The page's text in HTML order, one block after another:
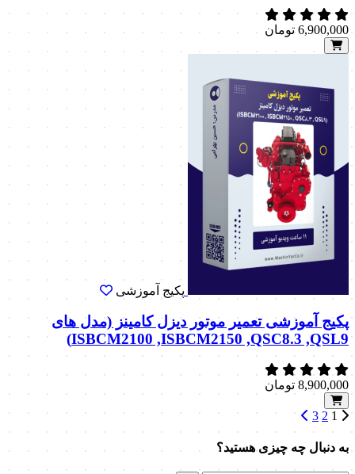
6,900,000 تومان
پکیج آموزشی
پکیج آموزشی تعمیر موتور دیزل کامینز (مدل های
ISBCM2100 ,ISBCM2150 ,QSC8.3 ,QSL9)
8,900,000 تومان
1
2
3
به دنبال چه چیزی هستید؟